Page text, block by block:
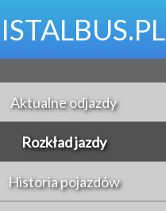
Aktualne odjazdy
Rozkład jazdy
Historia pojazdów